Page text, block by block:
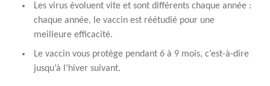
Les virus évoluent vite et sont différents chaque année :
chaque année, le vaccin est réétudié pour une
meilleure efficacité.
Le vaccin vous protège pendant 6 à 9 mois, c’est-à-dire
jusqu’à l’hiver suivant.